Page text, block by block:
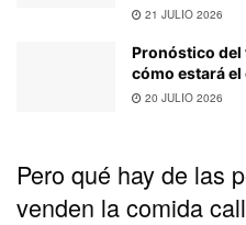
21 JULIO 2026
Pronóstico del
cómo estará
20 JULIO 2026
Pero qué hay de las
venden la comida